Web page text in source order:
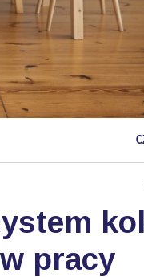
pracy